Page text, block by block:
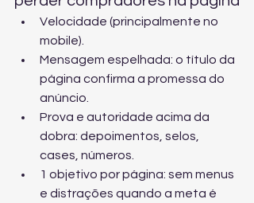
Velocidade (principalmente no
mobile).
Mensagem espelhada: o título da
página confirma a promessa do
anúncio.
Prova e autoridade acima da
dobra: depoimentos, selos,
cases, números.
1 objetivo por página: sem menus
e distrações quando a meta é